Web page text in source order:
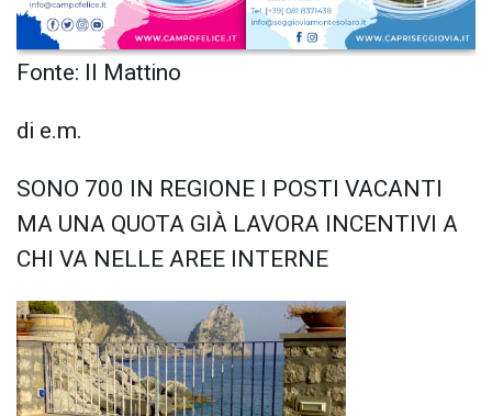
Fonte: Il Mattino
di e.m.
SONO 700 IN REGIONE I POSTI VACANTI
MA UNA QUOTA GIÀ LAVORA INCENTIVI A
CHI VA NELLE AREE INTERNE